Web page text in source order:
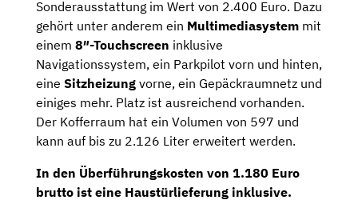
Sonderausstattung im Wert von 2.400 Euro. Dazu
gehört unter anderem ein Multimediasystem mit
einem 8″-Touchscreen inklusive
Navigationssystem, ein Parkpilot vorn und hinten,
eine Sitzheizung vorne, ein Gepäckraumnetz und
einiges mehr. Platz ist ausreichend vorhanden.
Der Kofferraum hat ein Volumen von 597 und
kann auf bis zu 2.126 Liter erweitert werden.
In den Überführungskosten von 1.180 Euro
brutto ist eine Haustürlieferung inklusive.